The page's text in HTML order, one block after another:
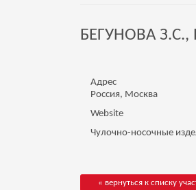
БЕГУНОВА З.С.,
Адрес
Россия, Москва
Website
Чулочно-носочные
« вернуться к списку